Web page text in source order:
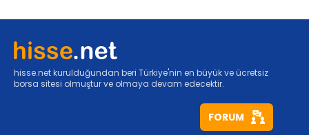
hisse.net kurulduğundan beri Türkiye'nin en büyük ve ücretsiz
borsa sitesi olmuştur ve olmaya devam edecektir.
FORUM